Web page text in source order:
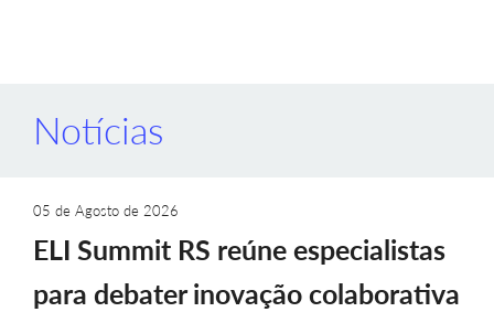
Notícias
05 de Agosto de 2026
ELI Summit RS reúne especialistas
para debater inovação colaborativa